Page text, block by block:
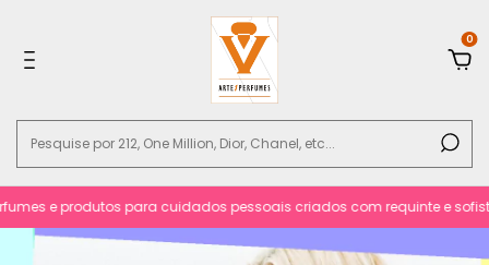
0
e produtos para cuidados pessoais criados com requinte e